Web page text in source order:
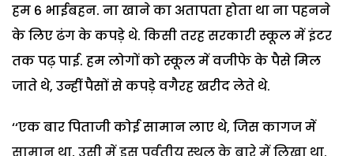
हम 6 भाईबहन. ना खाने का अतापता होता था ना पहनने
के लिए ढंग के कपड़े थे. किसी तरह सरकारी स्कूल में इंटर
तक पढ़ पाई. हम लोगों को स्कूल में वजीफे के पैसे मिल
जाते थे, उन्हीं पैसों से कपड़े वगैरह खरीद लेते थे.
‘‘एक बार पिताजी कोई सामान लाए थे, जिस कागज में
सामान था, उसी में इस पर्वतीय स्थल के बारे में लिखा था.